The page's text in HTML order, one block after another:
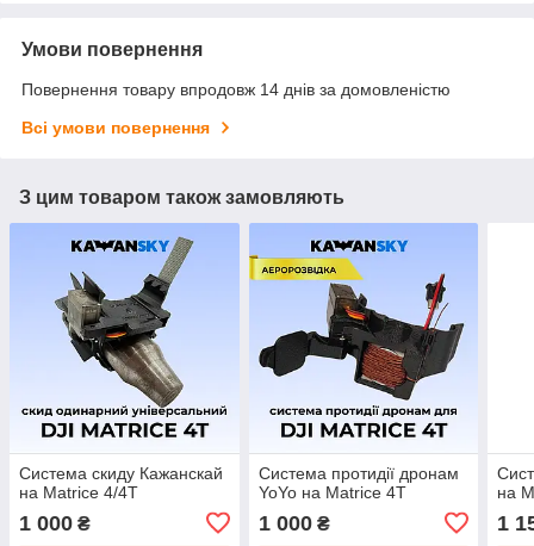
Умови повернення
Повернення товару впродовж 14 днів за домовленістю
Всі умови повернення
З цим товаром також замовляють
Система скиду Кажанскай
на Matrice 4/4T
1 000 ₴
Система протидії дронам
YoYo на Matrice 4T
1 000₴
на
1